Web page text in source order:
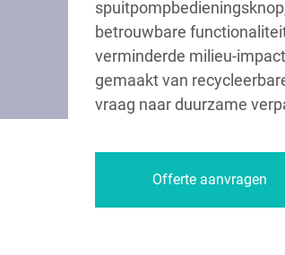
betrouwbare
verminderde milieu-
gemaakt van
vraag naar duurzame
Offerte aanvragen